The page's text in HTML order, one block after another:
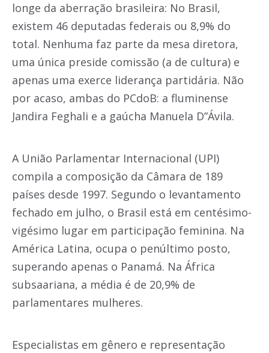
longe da aberração brasileira: No Brasil,
existem 46 deputadas federais ou 8,9% do
total. Nenhuma faz parte da mesa diretora,
uma única preside comissão (a de cultura) e
apenas uma exerce liderança partidária. Não
por acaso, ambas do PCdoB: a fluminense
Jandira Feghali e a gaúcha Manuela D”Ávila.
A União Parlamentar Internacional (UPI)
compila a composição da Câmara de 189
países desde 1997. Segundo o levantamento
fechado em julho, o Brasil está em centésimo-
vigésimo lugar em participação feminina. Na
América Latina, ocupa o penúltimo posto,
superando apenas o Panamá. Na África
subsaariana, a média é de 20,9% de
parlamentares mulheres.
Especialistas em gênero e representação